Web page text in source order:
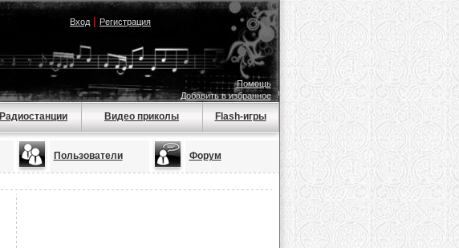
Вход| Регистрация
Помощь
Добавить в избранное
Радиостанции Видео приколы Flash-игры
Пользователи Форум